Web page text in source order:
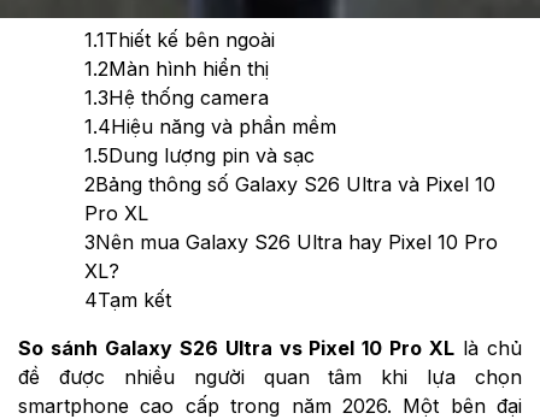
1.1Thiết kế bên ngoài
1.2Màn hình hiển thị
1.3Hệ thống camera
1.4Hiệu năng và phần mềm
1.5Dung lượng pin và sạc
2Bảng thông số Galaxy S26 Ultra và Pixel 10
Pro XL
3Nên mua Galaxy S26 Ultra hay Pixel 10 Pro
XL?
4Tạm kết
So sánh Galaxy S26 Ultra vs Pixel 10 Pro XL là chủ
đề được nhiều người quan tâm khi lựa chọn
smartphone cao cấp trong năm 2026. Một bên đại